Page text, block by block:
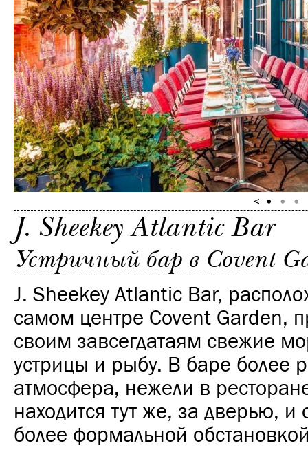
J. Sheekey Atlantic Bar
Устричный бар в Covent
J. Sheekey Atlantic Bar,
самом центре Covent Garden,
своим завсегдатаям свежие
устрицы и рыбу. В баре более
атмосфера, нежели в
находится тут же, за дверью, и
более формальной